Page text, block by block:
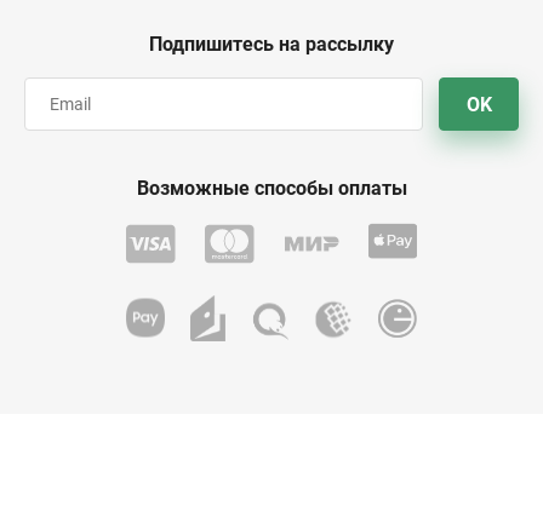
Подпишитесь на рассылку
OK
Возможные способы оплаты